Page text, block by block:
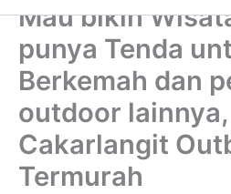
Mau bikin
punya Tenda
Berkemah dan
outdoor
Cakarlangit
Termurah